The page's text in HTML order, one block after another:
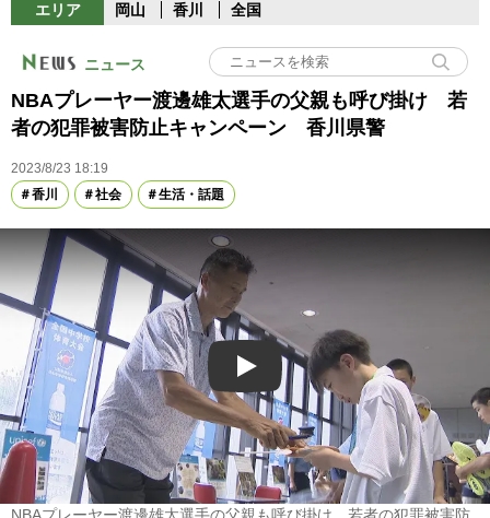
エリア 岡山 香川 全国
ニュース
NBAプレーヤー渡邊雄太選手の父親も呼び掛け 若
者の犯罪被害防止キャンペーン 香川県警
2023/8/23 18:19
香川
社会 生活・話題
Play